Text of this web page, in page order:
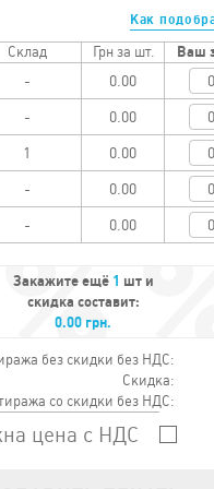
Как
Склад Грн за шт. Ваш
0.00
0.00
0.00
0.00
0.00
Закажите ещё 1 шт и
скидка составит:
0.00 грн.
без скидки без НДС:
Скидка:
со скидки без НДС:
цена с НДС